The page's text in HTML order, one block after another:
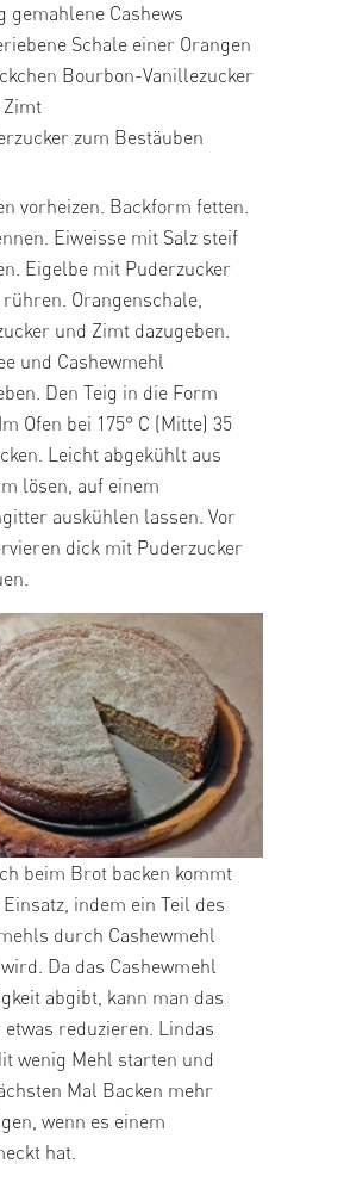
gemahlene Cashews
Schale einer Orangen
Bourbon-Vanillezucker
Zimt
zum Bestäuben
vorheizen. Backform fetten.
Eiweisse mit Salz steif
Eigelbe mit Puderzucker
Orangenschale,
und Zimt dazugeben.
und Cashewmehl
Den Teig in die Form
Ofen bei 175° C (Mitte) 35
Leicht abgekühlt aus
lösen, auf einem
auskühlen lassen. Vor
dick mit Puderzucker
beim Brot backen kommt
indem ein Teil des
durch Cashewmehl
Da das Cashewmehl
abgibt, kann man das
etwas reduzieren. Lindas
wenig Mehl starten und
Mal Backen mehr
wenn es einem
hat.